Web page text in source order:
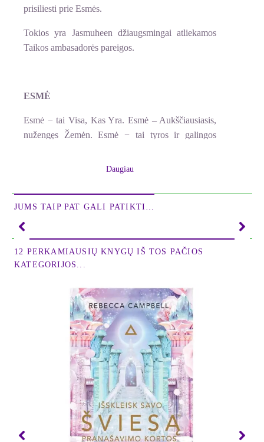
prisiliesti prie Esmės.
Tokios yra Jasmuheen džiaugsmingai atliekamos
Taikos ambasadorės pareigos.
ESMĖ
Esmė − tai Visa, Kas Yra. Esmė – Aukščiausiasis,
nužengęs Žemėn. Esmė − tai tyros ir galingos
už regimybės, kintančių pavidalų, ji kviečia
išgirsta atvira širdis. Esmė užpildo mus iki kraštų ir
mes tada nušvintame. Esmė maitina mūsų sielą,
skatina daryti stebuklus. Esmė – visatos gelmės.
Esmė – išminčių maistas.
Daugiau
JUMS TAIP PAT GALI PATIKTI…
12 PERKAMIAUSIŲ KNYGŲ IŠ TOS PAČIOS
KATEGORIJOS...